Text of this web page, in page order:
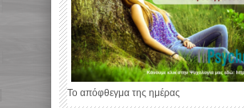
Το απόφθεγμα της ημέρας